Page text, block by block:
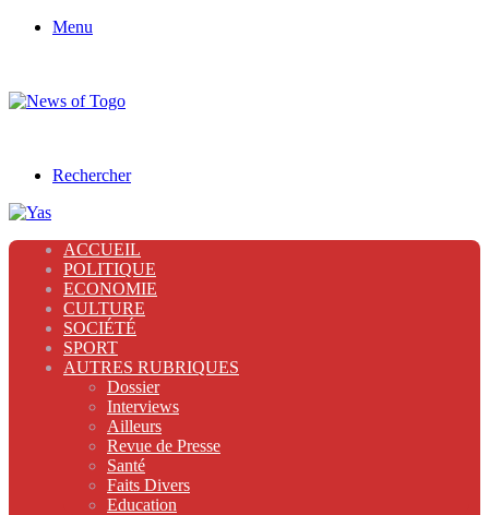
Menu
Rechercher
ACCUEIL
POLITIQUE
ECONOMIE
CULTURE
SOCIÉTÉ
SPORT
AUTRES RUBRIQUES
Dossier
Interviews
Ailleurs
Revue de Presse
Santé
Faits Divers
Education